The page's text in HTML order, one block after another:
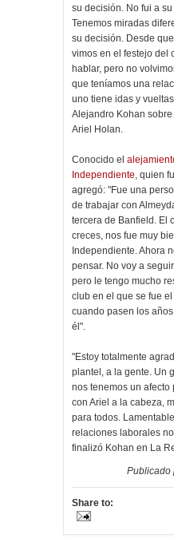
su decisión. No fui a
Tenemos miradas
su decisión. Desde que
vimos en el festejo del
hablar, pero no
que teníamos una
uno tiene idas y
Alejandro Kohan
Ariel Holan.
Conocido el
Independiente, quien
agregó: "Fue una
de trabajar con
tercera de Banfield. El
creces, nos fue muy
Independiente. Ahora
pensar. No voy a
pero le tengo mucho
club en el que se fue
cuando pasen los
él".
"Estoy totalmente
plantel, a la gente. Un
nos tenemos un
con Ariel a la cabeza,
para todos.
relaciones laborales
finalizó Kohan en La
Publicado
Share to: